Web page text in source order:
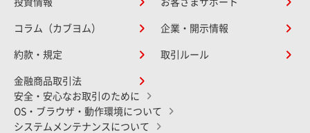
投資情報 お客さまサポート
コラム（カブヨム） 企業・開示情報
約款・規定 取引ルール
金融商品取引法
安全・安心なお取引のために
OS・ブラウザ・動作環境について
システムメンテナンスについて